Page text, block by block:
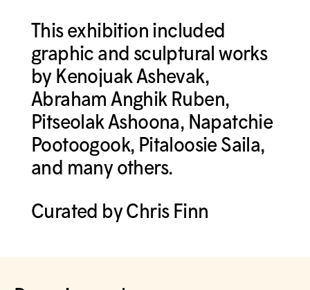
This exhibition included
graphic and sculptural works
by Kenojuak Ashevak,
Abraham Anghik Ruben,
Pitseolak Ashoona, Napatchie
Pootoogook, Pitaloosie Saila,
and many others.
Curated by Chris Finn